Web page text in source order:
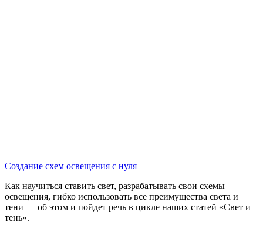
Создание схем освещения с нуля
Как научиться ставить свет, разрабатывать свои схемы
освещения, гибко использовать все преимущества света и
тени — об этом и пойдет речь в цикле наших статей «Свет и
тень».